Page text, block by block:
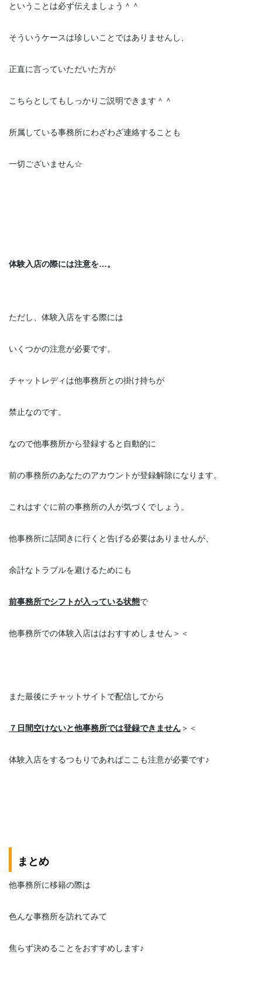
ということは必ず伝えましょう＾＾
そういうケースは珍しいことではありませんし、
正直に言っていただいた方が
こちらとしてもしっかりご説明できます＾＾
所属している事務所にわざわざ連絡することも
一切ございません☆
体験入店の際には注意を…。
ただし、体験入店をする際には
いくつかの注意が必要です。
チャットレディは他事務所との掛け持ちが
禁止なのです。
なので他事務所から登録すると自動的に
前の事務所のあなたのアカウントが登録解除になります。
これはすぐに前の事務所の人が気づくでしょう。
他事務所に話聞きに行くと告げる必要はありませんが、
余計なトラブルを避けるためにも
前事務所でシフトが入っている状態で
他事務所での体験入店ははおすすめしません＞＜
また最後にチャットサイトで配信してから
７日間空けないと他事務所では登録できません＞＜
体験入店をするつもりであればここも注意が必要です♪
まとめ
他事務所に移籍の際は
色んな事務所を訪れてみて
焦らず決めることをおすすめします♪